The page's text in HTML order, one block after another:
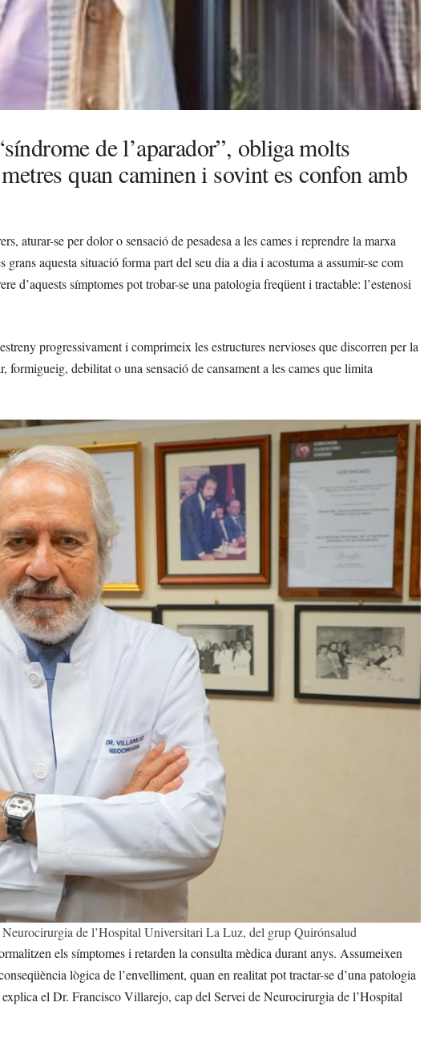
de l’aparador”, obliga molts
quan caminen i sovint es confon amb
aturar-se per dolor o sensació de pesadesa a les cames i reprendre la marxa
grans aquesta situació forma part del seu dia a dia i acostuma a assumir-se com
d’aquests símptomes pot trobar-se una patologia freqüent i tractable: l’estenosi
progressivament i comprimeix les estructures nervioses que discorren per la
debilitat o una sensació de cansament a les cames que limita
de l’Hospital Universitari La Luz, del grup Quirónsalud
els símptomes i retarden la consulta mèdica durant anys. Assumeixen
lògica de l’envelliment, quan en realitat pot tractar-se d’una patologia
el Dr. Francisco Villarejo, cap del Servei de Neurocirurgia de l’Hospital